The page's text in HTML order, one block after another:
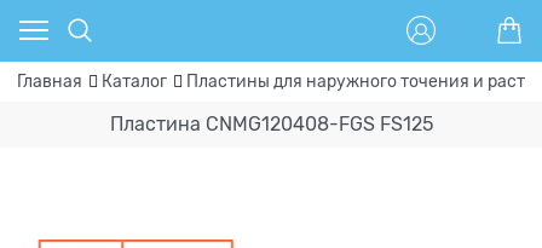
Главная Каталог Пластины для наружного точения и
Пластина CNMG120408-FGS FS125